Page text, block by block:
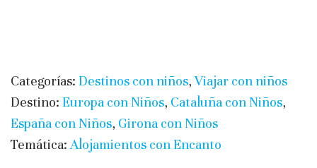
Categorías: Destinos con niños, Viajar con niños
Destino: Europa con Niños, Cataluña con Niños,
España con Niños, Girona con Niños
Temática: Alojamientos con Encanto